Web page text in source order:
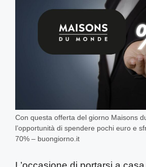
Con questa offerta del giorno Maisons
l’opportunità di spendere pochi euro e
70% – buongiorno.it